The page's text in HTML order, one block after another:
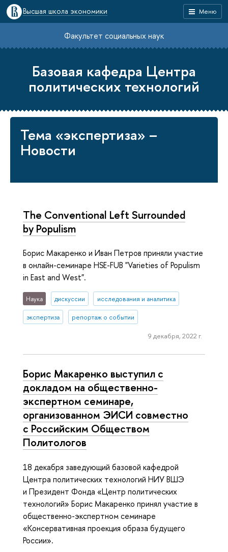
Меню
Высшая школа экономики
Факультет социальных наук
Базовая кафедра Центра
политических технологий
Тема «экспертиза» –
Новости
The Conventional Left Surrounded
by Populism
Борис Макаренко и Иван Петров приняли участие
в онлайн-семинаре HSE-FUB "Varieties of Populism
in East and West".
Наука дискуссии исследования и аналитика
экспертиза репортаж о событии
9 декабря, 2022 г.
Борис Макаренко выступил с
докладом на общественно-
экспертном семинаре,
организованном ЭИСИ совместно
с Российским Обществом
Политологов
18 декабря заведующий базовой кафедрой
Центра политических технологий НИУ ВШЭ
и Президент Фонда «Центр политических
технологий» Борис Макаренко принял участие в
общественно-экспертном семинаре
«Консервативная проекция образа будущего
России».